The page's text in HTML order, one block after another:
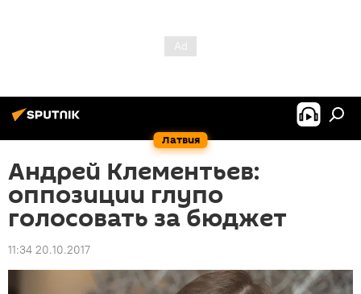
Латвия
Андрей Клементьев:
оппозиции глупо
голосовать за бюджет
11:34 20.10.2017